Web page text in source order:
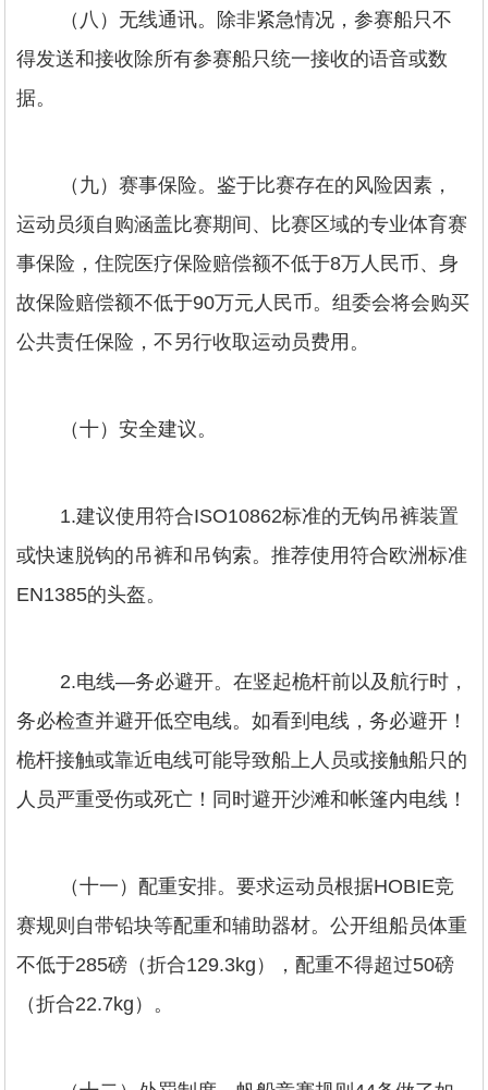
（八）无线通讯。除非紧急情况，参赛船只不
得发送和接收除所有参赛船只统一接收的语音或数
据。
（九）赛事保险。鉴于比赛存在的风险因素，
运动员须自购涵盖比赛期间、比赛区域的专业体育赛
事保险，住院医疗保险赔偿额不低于8万人民币、身
故保险赔偿额不低于90万元人民币。组委会将会购买
公共责任保险，不另行收取运动员费用。
（十）安全建议。
1.建议使用符合ISO10862标准的无钩吊裤装置
或快速脱钩的吊裤和吊钩索。推荐使用符合欧洲标准
EN1385的头盔。
2.电线—务必避开。在竖起桅杆前以及航行时，
务必检查并避开低空电线。如看到电线，务必避开！
桅杆接触或靠近电线可能导致船上人员或接触船只的
人员严重受伤或死亡！同时避开沙滩和帐篷内电线！
（十一）配重安排。要求运动员根据HOBIE竞
赛规则自带铅块等配重和辅助器材。公开组船员体重
不低于285磅（折合129.3kg），配重不得超过50磅
（折合22.7kg）。